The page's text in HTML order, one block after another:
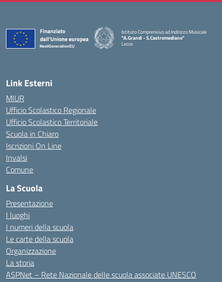
Istituto Comprensivo ad Indirizzo Musicale
"A.Grandi - S.Castromediano"
Lecce
Link Esterni
MIUR
Ufficio Scolastico Regionale
Ufficio Scolastico Territoriale
Scuola in Chiaro
Iscrizioni On Line
Invalsi
Comune
La Scuola
Presentazione
I luoghi
I numeri della scuola
Le carte della scuola
Organizzazione
La storia
ASPNet – Rete Nazionale delle scuola associate UNESCO